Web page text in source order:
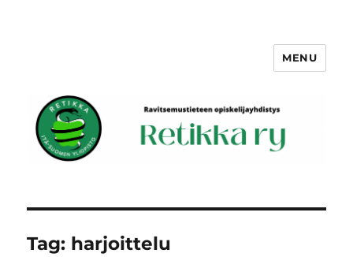
MENU
Tag: harjoittelu